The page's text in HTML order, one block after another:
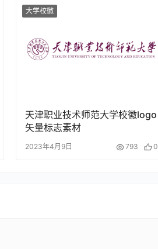
大学校徽
天津职业技术师范大学校徽logo
矢量标志素材
2023年4月9日 793 0